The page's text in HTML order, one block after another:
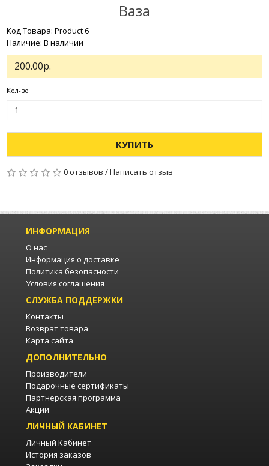
Ваза
Код Товара: Product 6
Наличие: В наличии
200.00р.
Кол-во
КУПИТЬ
0 отзывов /Написать отзыв
ИНФОРМАЦИЯ
О нас
Информация о доставке
Политика безопасности
Условия соглашения
СЛУЖБА ПОДДЕРЖКИ
Контакты
Возврат товара
Карта сайта
ДОПОЛНИТЕЛЬНО
Производители
Подарочные сертификаты
Партнерская программа
Акции
ЛИЧНЫЙ КАБИНЕТ
Личный Кабинет
История заказов